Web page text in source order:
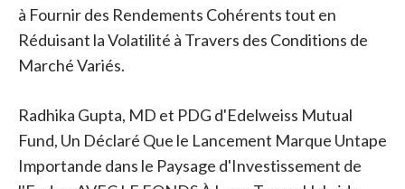
à Fournir des Rendements Cohérents tout en
Réduisant la Volatilité à Travers des Conditions de
Marché Variés.
Radhika Gupta, MD et PDG d'Edelweiss Mutual
Fund, Un Déclaré Que le Lancement Marque Untape
Importande dans le Paysage d'Investissement de